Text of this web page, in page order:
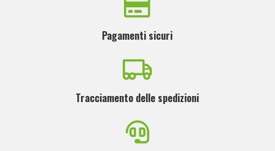
Pagamenti sicuri
Tracciamento delle spedizioni